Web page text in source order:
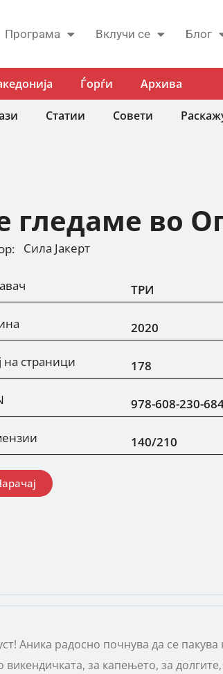
Програма Вклучи се Блог
Ѓорѓи Архива
Статии Совети
гледаме во
Сила Јакерт
ТРИ
2020
на страници 178
978-608-230-
140/210
Аника радосно почнува да се
за капењето, за